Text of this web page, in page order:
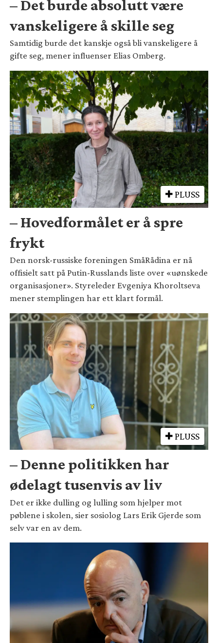
– Det burde absolutt være
vanskeligere å skille seg
Samtidig burde det kanskje også bli vanskeligere å
gifte seg, mener influenser Elias Omberg.
PLUSS
– Hovedformålet er å spre
frykt
Den norsk-russiske foreningen SmåRådina er nå
offisielt satt på Putin-Russlands liste over «uønskede
organisasjoner». Styreleder Evgeniya Khoroltseva
mener stemplingen har ett klart formål.
PLUSS
– Denne politikken har
ødelagt tusenvis av liv
Det er ikke dulling og lulling som hjelper mot
pøblene i skolen, sier sosiolog Lars Erik Gjerde som
selv var en av dem.